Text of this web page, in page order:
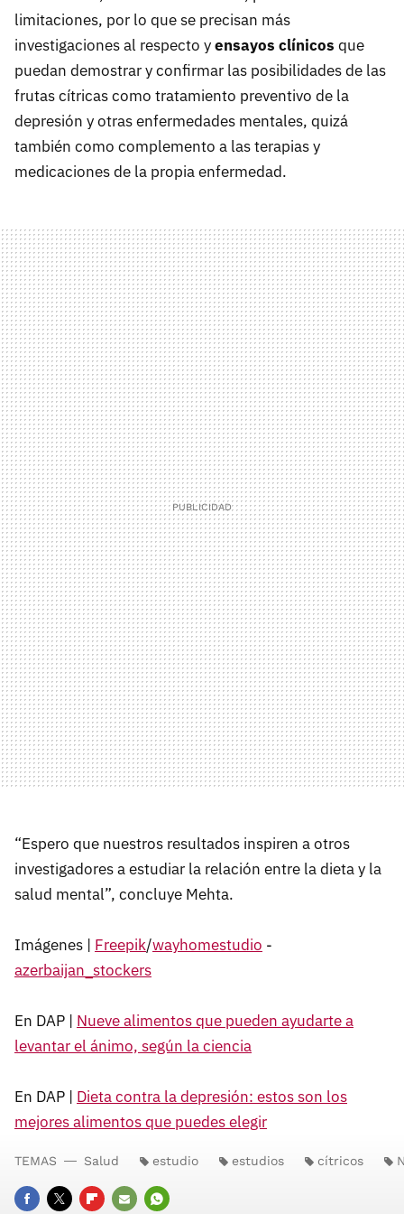
limitaciones, por lo que se precisan más
investigaciones al respecto yensayos clínicos que
puedan demostrar y confirmar las posibilidades de las
frutas cítricas como tratamiento preventivo de la
depresión y otras enfermedades mentales, quizá
también como complemento a las terapias y
medicaciones de la propia enfermedad.
“Espero que nuestros resultados inspiren a otros
investigadores a estudiar la relación entre la dieta y la
salud mental”, concluye Mehta.
Imágenes | Freepik/wayhomestudio -
azerbaijan_stockers
En DAP | Nueve alimentos que pueden ayudarte a
levantar el ánimo, según la ciencia
En DAP | Dieta contra la depresión: estos son los
mejores alimentos que puedes elegir
TEMAS Salud estudio estudios cítricos